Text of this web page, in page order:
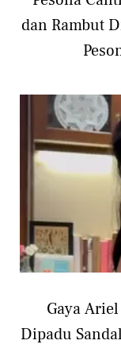
dan Rambut
Gaya
Dipadu